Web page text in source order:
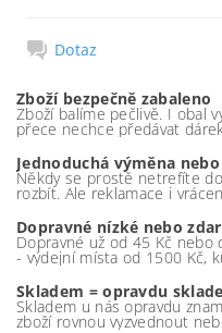
Dotaz
Zboží bezpečně zabaleno
Zboží balíme pečlivě. I obal
přece nechce předávat
Jednoduchá výměna
Někdy se prostě netrefíte
rozbít. Ale reklamace i
Dopravné nízké nebo
Dopravné už od 45 Kč nebo
- výdejní místa od 1500 Kč,
Skladem = opravdu
Skladem u nás opravdu
zboží rovnou vyzvednout